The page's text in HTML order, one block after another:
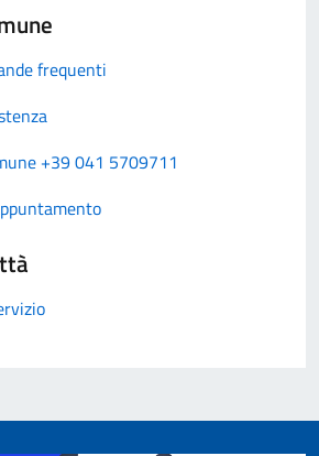
frequenti
+39 041 5709711